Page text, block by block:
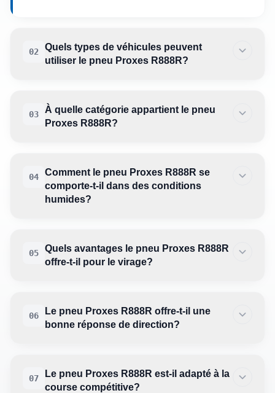
02
Quels types de véhicules peuvent
utiliser le pneu Proxes R888R?
03
À quelle catégorie appartient le pneu
Proxes R888R?
04
Comment le pneu Proxes R888R se
comporte-t-il dans des conditions
humides?
05
Quels avantages le pneu Proxes R888R
offre-t-il pour le virage?
06
Le pneu Proxes R888R offre-t-il une
bonne réponse de direction?
07
Le pneu Proxes R888R est-il adapté à la
course compétitive?